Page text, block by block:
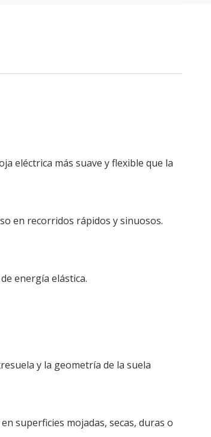
eléctrica más suave y flexible que la
en recorridos rápidos y sinuosos.
energía elástica.
y la geometría de la suela
superficies mojadas, secas, duras o